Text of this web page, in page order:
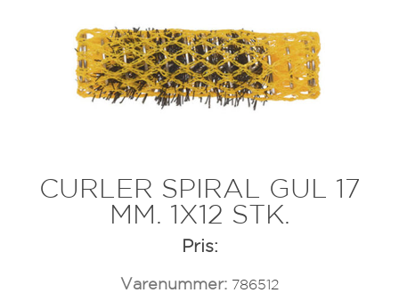
CURLER SPIRAL GUL 17
MM. 1X12 STK.
Pris:
Varenummer: 786512